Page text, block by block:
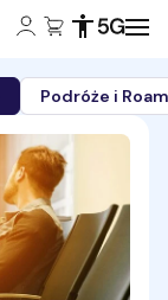
Konto klienta:
Koszyk:Zasięg
Podróże i